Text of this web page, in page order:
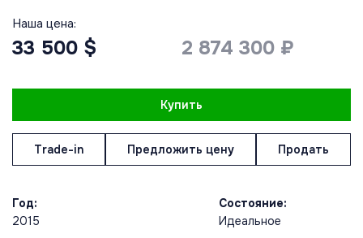
Наша цена:
33 500 $ 2 874 300 ₽
Купить
Trade-in Предложить цену Продать
Год:
2015
Состояние:
Идеальное